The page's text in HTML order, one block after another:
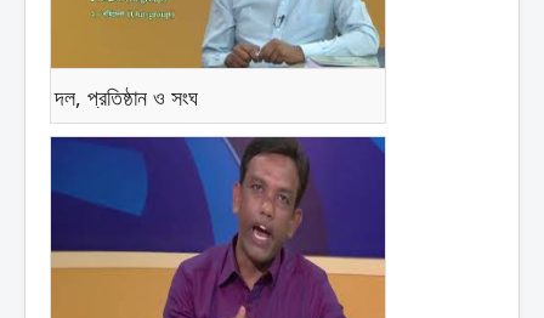
দল, প্রতিষ্ঠান ও সংঘ